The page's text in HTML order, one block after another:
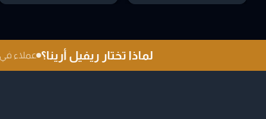
لماذا تختار ريفيل أرينا؟ عملاء